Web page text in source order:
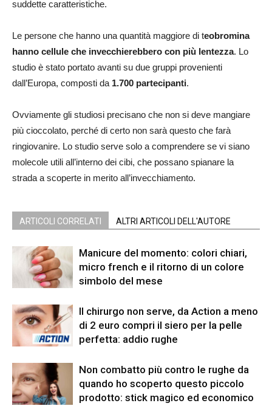
suddette caratteristiche.
Le persone che hanno una quantità maggiore di teobromina
hanno cellule che invecchierebbero con più lentezza. Lo
studio è stato portato avanti su due gruppi provenienti
dall’Europa, composti da 1.700 partecipanti.
Ovviamente gli studiosi precisano che non si deve mangiare
più cioccolato, perché di certo non sarà questo che farà
ringiovanire. Lo studio serve solo a comprendere se vi siano
molecole utili all’interno dei cibi, che possano spianare la
strada a scoperte in merito all’invecchiamento.
ARTICOLI CORRELATI ALTRI ARTICOLI DELL'AUTORE
Manicure del momento: colori chiari,
micro french e il ritorno di un colore
simbolo del mese
Il chirurgo non serve, da Action a meno
di 2 euro compri il siero per la pelle
perfetta: addio rughe
Non combatto più contro le rughe da
quando ho scoperto questo piccolo
prodotto: stick magico ed economico